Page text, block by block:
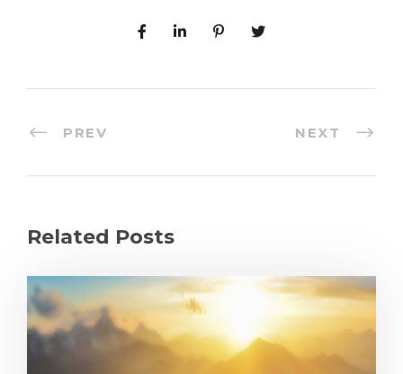
PREV NEXT
Related Posts